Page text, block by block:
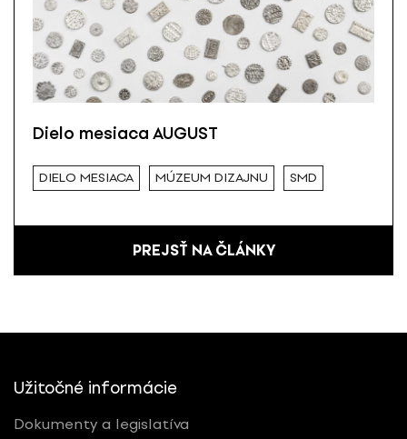
Dielo mesiaca AUGUST
DIELO MESIACA MÚZEUM DIZAJNU SMD
PREJSŤ NA ČLÁNKY
Užitočné informácie
Dokumenty a legislatíva